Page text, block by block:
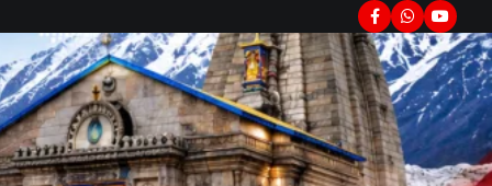
Facebook
Whatsapp
2
Admin August 6, 2026
भतरोजखान में कांग्रेस का प्रदर्शन, स्वास्थ्य मंत्री
व शिक्षा मंत्री का फूंका पुतला 'विद्यालयों में…
अल्मोड़ा उत्तराखण्ड कुमाऊं ख़बरें
रानीखेत में युवा कांग्रेस की जिला बैठक,